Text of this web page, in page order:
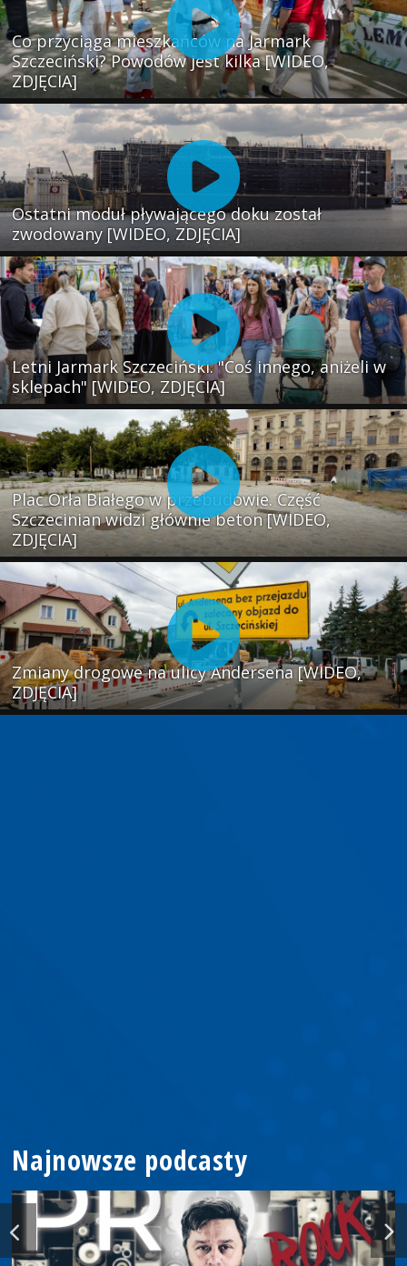
Co przyciąga mieszkańców na Jarmark
Szczeciński? Powodów jest kilka [WIDEO,
ZDJĘCIA]
Ostatni moduł pływającego doku został
zwodowany [WIDEO, ZDJĘCIA]
Letni Jarmark Szczeciński. "Coś innego, aniżeli w
sklepach" [WIDEO, ZDJĘCIA]
Plac Orła Białego w przebudowie. Część
Szczecinian widzi głównie beton [WIDEO,
ZDJĘCIA]
Zmiany drogowe na ulicy Andersena [WIDEO,
ZDJĘCIA]
Najnowsze podcasty